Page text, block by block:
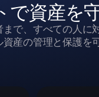
で資産を
で、すべての人に
産の管理と保護を